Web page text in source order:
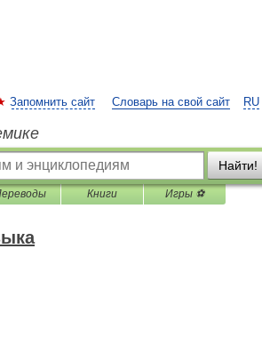
RU
Запомнить сайт Словарь на свой сайт
Найти!
Книги Игры ⚽